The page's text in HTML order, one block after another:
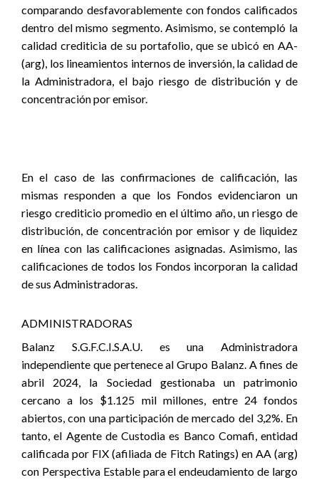
comparando desfavorablemente con fondos calificados
dentro del mismo segmento. Asimismo, se contempló la
calidad crediticia de su portafolio, que se ubicó en AA-
(arg), los lineamientos internos de inversión, la calidad de
la Administradora, el bajo riesgo de distribución y de
concentración por emisor.
En el caso de las confirmaciones de calificación, las
mismas responden a que los Fondos evidenciaron un
riesgo crediticio promedio en el último año, un riesgo de
distribución, de concentración por emisor y de liquidez
en línea con las calificaciones asignadas. Asimismo, las
calificaciones de todos los Fondos incorporan la calidad
de sus Administradoras.
ADMINISTRADORAS
Balanz S.G.F.C.I.S.A.U. es una Administradora
independiente que pertenece al Grupo Balanz. A fines de
abril 2024, la Sociedad gestionaba un patrimonio
cercano a los $1.125 mil millones, entre 24 fondos
abiertos, con una participación de mercado del 3,2%. En
tanto, el Agente de Custodia es Banco Comafi, entidad
calificada por FIX (afiliada de Fitch Ratings) en AA (arg)
con Perspectiva Estable para el endeudamiento de largo